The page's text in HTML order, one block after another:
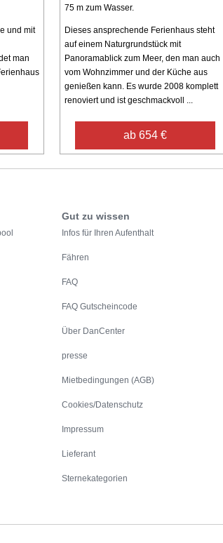
und mit
man
75 m zum Wasser.
Dieses ansprechende Ferienhaus steht
auf einem Naturgrundstück mit
Panoramablick zum Meer, den man auch
vom Wohnzimmer und der Küche aus
genießen kann. Es wurde 2008 komplett
renoviert und ist geschmackvoll ...
ab 654 €
Gut zu wissen
Infos für Ihren Aufenthalt
Fähren
FAQ
FAQ Gutscheincode
Über DanCenter
presse
Mietbedingungen (AGB)
Cookies/Datenschutz
Impressum
Lieferant
Sternekategorien